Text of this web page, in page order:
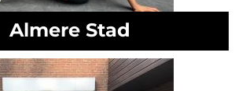
Almere Stad